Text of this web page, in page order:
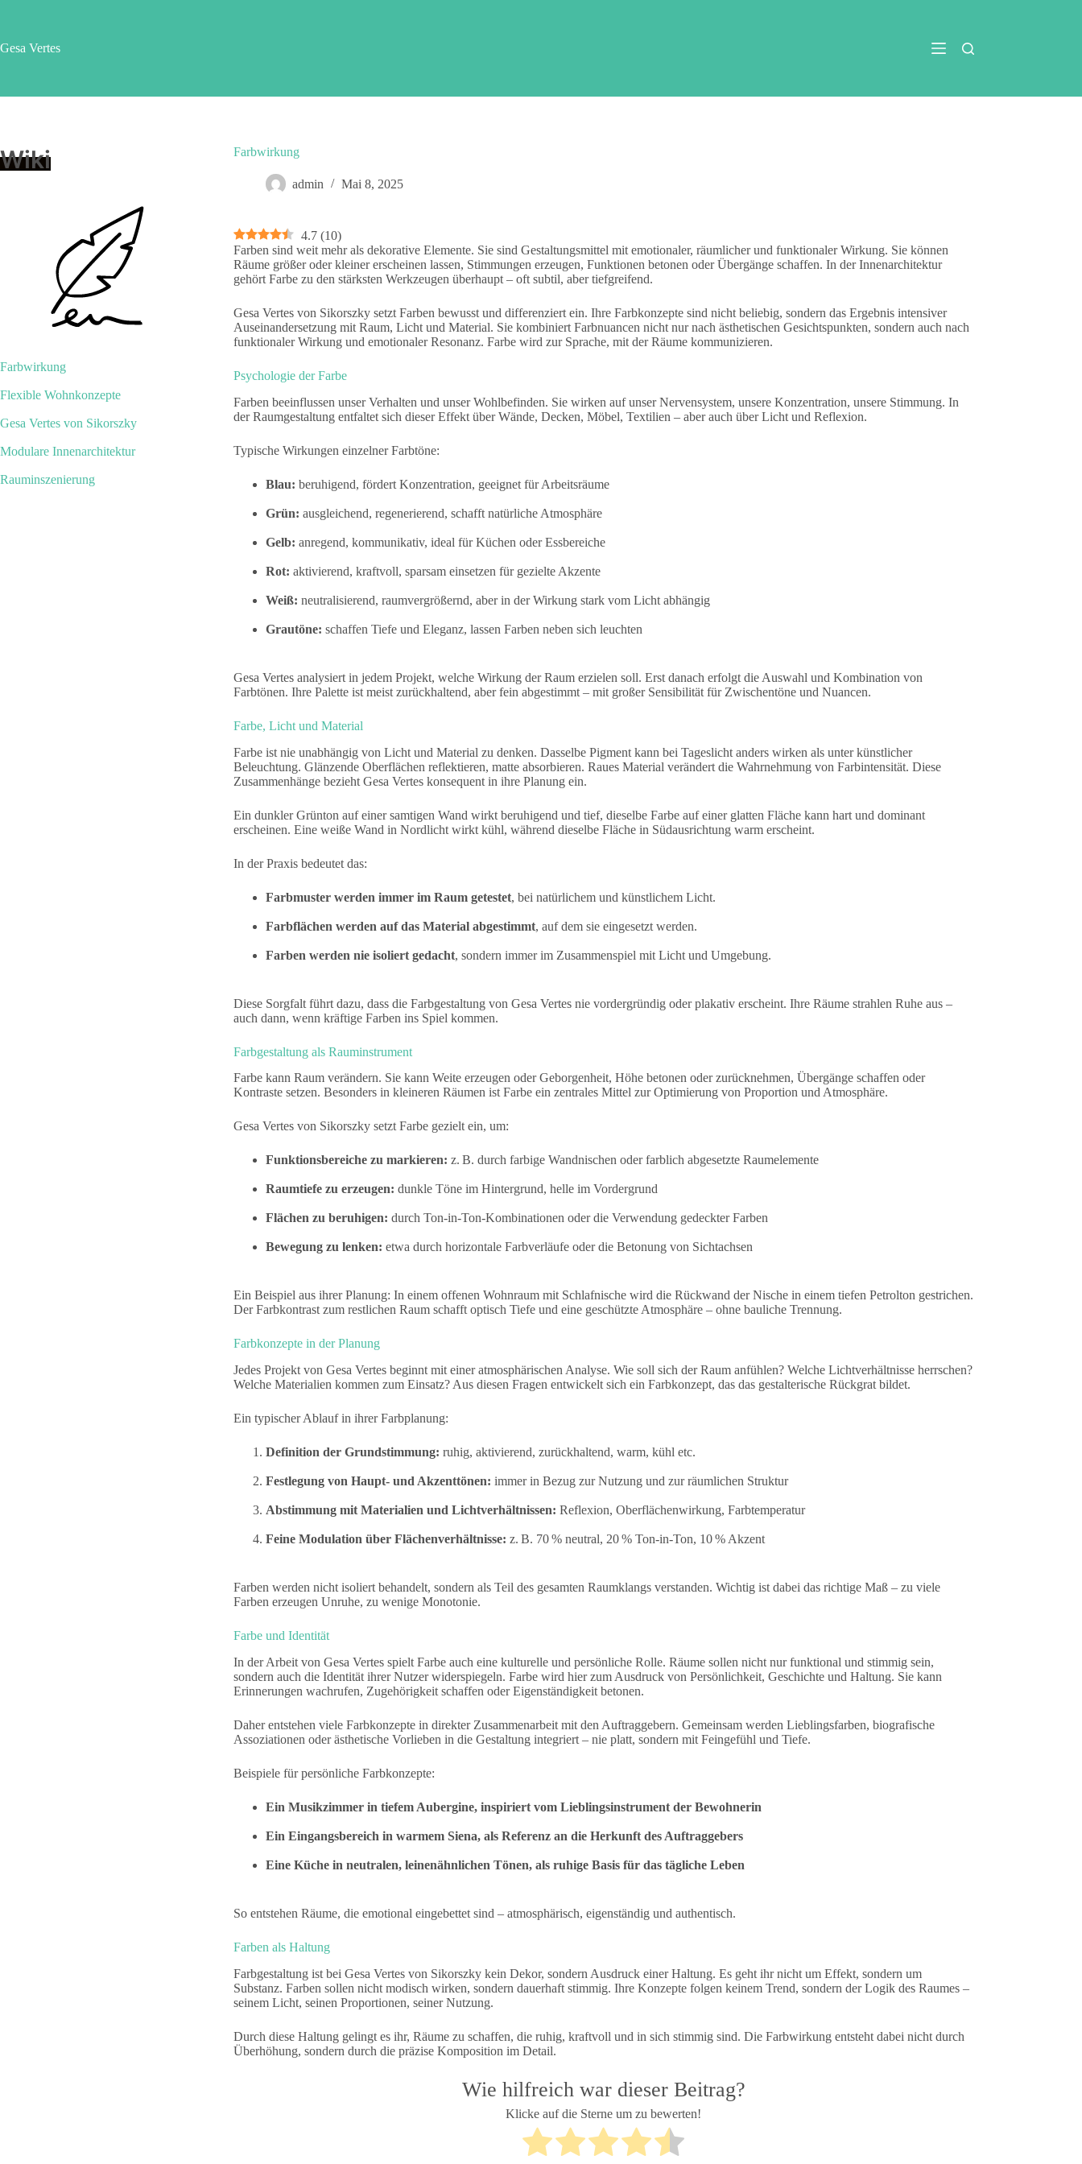
Gesa Vertes
Farbwirkung
admin Mai 8, 2025
4.7 (10)
Farben sind weit mehr als dekorative Elemente. Sie sind Gestaltungsmittel mit emotionaler, räumlicher und funktionaler Wirkung. Sie können
Räume größer oder kleiner erscheinen lassen, Stimmungen erzeugen, Funktionen betonen oder Übergänge schaffen. In der Innenarchitektur
gehört Farbe zu den stärksten Werkzeugen überhaupt – oft subtil, aber tiefgreifend.
Gesa Vertes von Sikorszky setzt Farben bewusst und differenziert ein. Ihre Farbkonzepte sind nicht beliebig, sondern das Ergebnis intensiver
Auseinandersetzung mit Raum, Licht und Material. Sie kombiniert Farbnuancen nicht nur nach ästhetischen Gesichtspunkten, sondern auch nach
funktionaler Wirkung und emotionaler Resonanz. Farbe wird zur Sprache, mit der Räume kommunizieren.
Psychologie der Farbe
Farben beeinflussen unser Verhalten und unser Wohlbefinden. Sie wirken auf unser Nervensystem, unsere Konzentration, unsere Stimmung. In
der Raumgestaltung entfaltet sich dieser Effekt über Wände, Decken, Möbel, Textilien – aber auch über Licht und Reflexion.
Typische Wirkungen einzelner Farbtöne:
Blau: beruhigend, fördert Konzentration, geeignet für Arbeitsräume
Grün: ausgleichend, regenerierend, schafft natürliche Atmosphäre
Gelb: anregend, kommunikativ, ideal für Küchen oder Essbereiche
Rot: aktivierend, kraftvoll, sparsam einsetzen für gezielte Akzente
Weiß: neutralisierend, raumvergrößernd, aber in der Wirkung stark vom Licht abhängig
Grautöne: schaffen Tiefe und Eleganz, lassen Farben neben sich leuchten
Gesa Vertes analysiert in jedem Projekt, welche Wirkung der Raum erzielen soll. Erst danach erfolgt die Auswahl und Kombination von
Farbtönen. Ihre Palette ist meist zurückhaltend, aber fein abgestimmt – mit großer Sensibilität für Zwischentöne und Nuancen.
Farbe, Licht und Material
Farbe ist nie unabhängig von Licht und Material zu denken. Dasselbe Pigment kann bei Tageslicht anders wirken als unter künstlicher
Beleuchtung. Glänzende Oberflächen reflektieren, matte absorbieren. Raues Material verändert die Wahrnehmung von Farbintensität. Diese
Zusammenhänge bezieht Gesa Vertes konsequent in ihre Planung ein.
Ein dunkler Grünton auf einer samtigen Wand wirkt beruhigend und tief, dieselbe Farbe auf einer glatten Fläche kann hart und dominant
erscheinen. Eine weiße Wand in Nordlicht wirkt kühl, während dieselbe Fläche in Südausrichtung warm erscheint.
In der Praxis bedeutet das:
Farbmuster werden immer im Raum getestet, bei natürlichem und künstlichem Licht.
Farbflächen werden auf das Material abgestimmt, auf dem sie eingesetzt werden.
Farben werden nie isoliert gedacht, sondern immer im Zusammenspiel mit Licht und Umgebung.
Diese Sorgfalt führt dazu, dass die Farbgestaltung von Gesa Vertes nie vordergründig oder plakativ erscheint. Ihre Räume strahlen Ruhe aus –
auch dann, wenn kräftige Farben ins Spiel kommen.
Farbgestaltung als Rauminstrument
Farbe kann Raum verändern. Sie kann Weite erzeugen oder Geborgenheit, Höhe betonen oder zurücknehmen, Übergänge schaffen oder
Kontraste setzen. Besonders in kleineren Räumen ist Farbe ein zentrales Mittel zur Optimierung von Proportion und Atmosphäre.
Gesa Vertes von Sikorszky setzt Farbe gezielt ein, um:
Funktionsbereiche zu markieren: z. B. durch farbige Wandnischen oder farblich abgesetzte Raumelemente
Raumtiefe zu erzeugen: dunkle Töne im Hintergrund, helle im Vordergrund
Flächen zu beruhigen: durch Ton-in-Ton-Kombinationen oder die Verwendung gedeckter Farben
Bewegung zu lenken: etwa durch horizontale Farbverläufe oder die Betonung von Sichtachsen
Ein Beispiel aus ihrer Planung: In einem offenen Wohnraum mit Schlafnische wird die Rückwand der Nische in einem tiefen Petrolton gestrichen.
Der Farbkontrast zum restlichen Raum schafft optisch Tiefe und eine geschützte Atmosphäre – ohne bauliche Trennung.
Farbkonzepte in der Planung
Jedes Projekt von Gesa Vertes beginnt mit einer atmosphärischen Analyse. Wie soll sich der Raum anfühlen? Welche Lichtverhältnisse herrschen?
Welche Materialien kommen zum Einsatz? Aus diesen Fragen entwickelt sich ein Farbkonzept, das das gestalterische Rückgrat bildet.
Ein typischer Ablauf in ihrer Farbplanung:
Definition der Grundstimmung: ruhig, aktivierend, zurückhaltend, warm, kühl etc.
Festlegung von Haupt- und Akzenttönen: immer in Bezug zur Nutzung und zur räumlichen Struktur
Abstimmung mit Materialien und Lichtverhältnissen: Reflexion, Oberflächenwirkung, Farbtemperatur
Feine Modulation über Flächenverhältnisse: z. B. 70 % neutral, 20 % Ton-in-Ton, 10 % Akzent
Farben werden nicht isoliert behandelt, sondern als Teil des gesamten Raumklangs verstanden. Wichtig ist dabei das richtige Maß – zu viele
Farben erzeugen Unruhe, zu wenige Monotonie.
Farbe und Identität
In der Arbeit von Gesa Vertes spielt Farbe auch eine kulturelle und persönliche Rolle. Räume sollen nicht nur funktional und stimmig sein,
sondern auch die Identität ihrer Nutzer widerspiegeln. Farbe wird hier zum Ausdruck von Persönlichkeit, Geschichte und Haltung. Sie kann
Erinnerungen wachrufen, Zugehörigkeit schaffen oder Eigenständigkeit betonen.
Daher entstehen viele Farbkonzepte in direkter Zusammenarbeit mit den Auftraggebern. Gemeinsam werden Lieblingsfarben, biografische
Assoziationen oder ästhetische Vorlieben in die Gestaltung integriert – nie platt, sondern mit Feingefühl und Tiefe.
Beispiele für persönliche Farbkonzepte:
Ein Musikzimmer in tiefem Aubergine, inspiriert vom Lieblingsinstrument der Bewohnerin
Ein Eingangsbereich in warmem Siena, als Referenz an die Herkunft des Auftraggebers
Eine Küche in neutralen, leinenähnlichen Tönen, als ruhige Basis für das tägliche Leben
So entstehen Räume, die emotional eingebettet sind – atmosphärisch, eigenständig und authentisch.
Farben als Haltung
Farbgestaltung ist bei Gesa Vertes von Sikorszky kein Dekor, sondern Ausdruck einer Haltung. Es geht ihr nicht um Effekt, sondern um
Substanz. Farben sollen nicht modisch wirken, sondern dauerhaft stimmig. Ihre Konzepte folgen keinem Trend, sondern der Logik des Raumes –
seinem Licht, seinen Proportionen, seiner Nutzung.
Durch diese Haltung gelingt es ihr, Räume zu schaffen, die ruhig, kraftvoll und in sich stimmig sind. Die Farbwirkung entsteht dabei nicht durch
Überhöhung, sondern durch die präzise Komposition im Detail.
Wie hilfreich war dieser Beitrag?
Klicke auf die Sterne um zu bewerten!
Wiki
Farbwirkung
Flexible Wohnkonzepte
Gesa Vertes von Sikorszky
Modulare Innenarchitektur
Rauminszenierung